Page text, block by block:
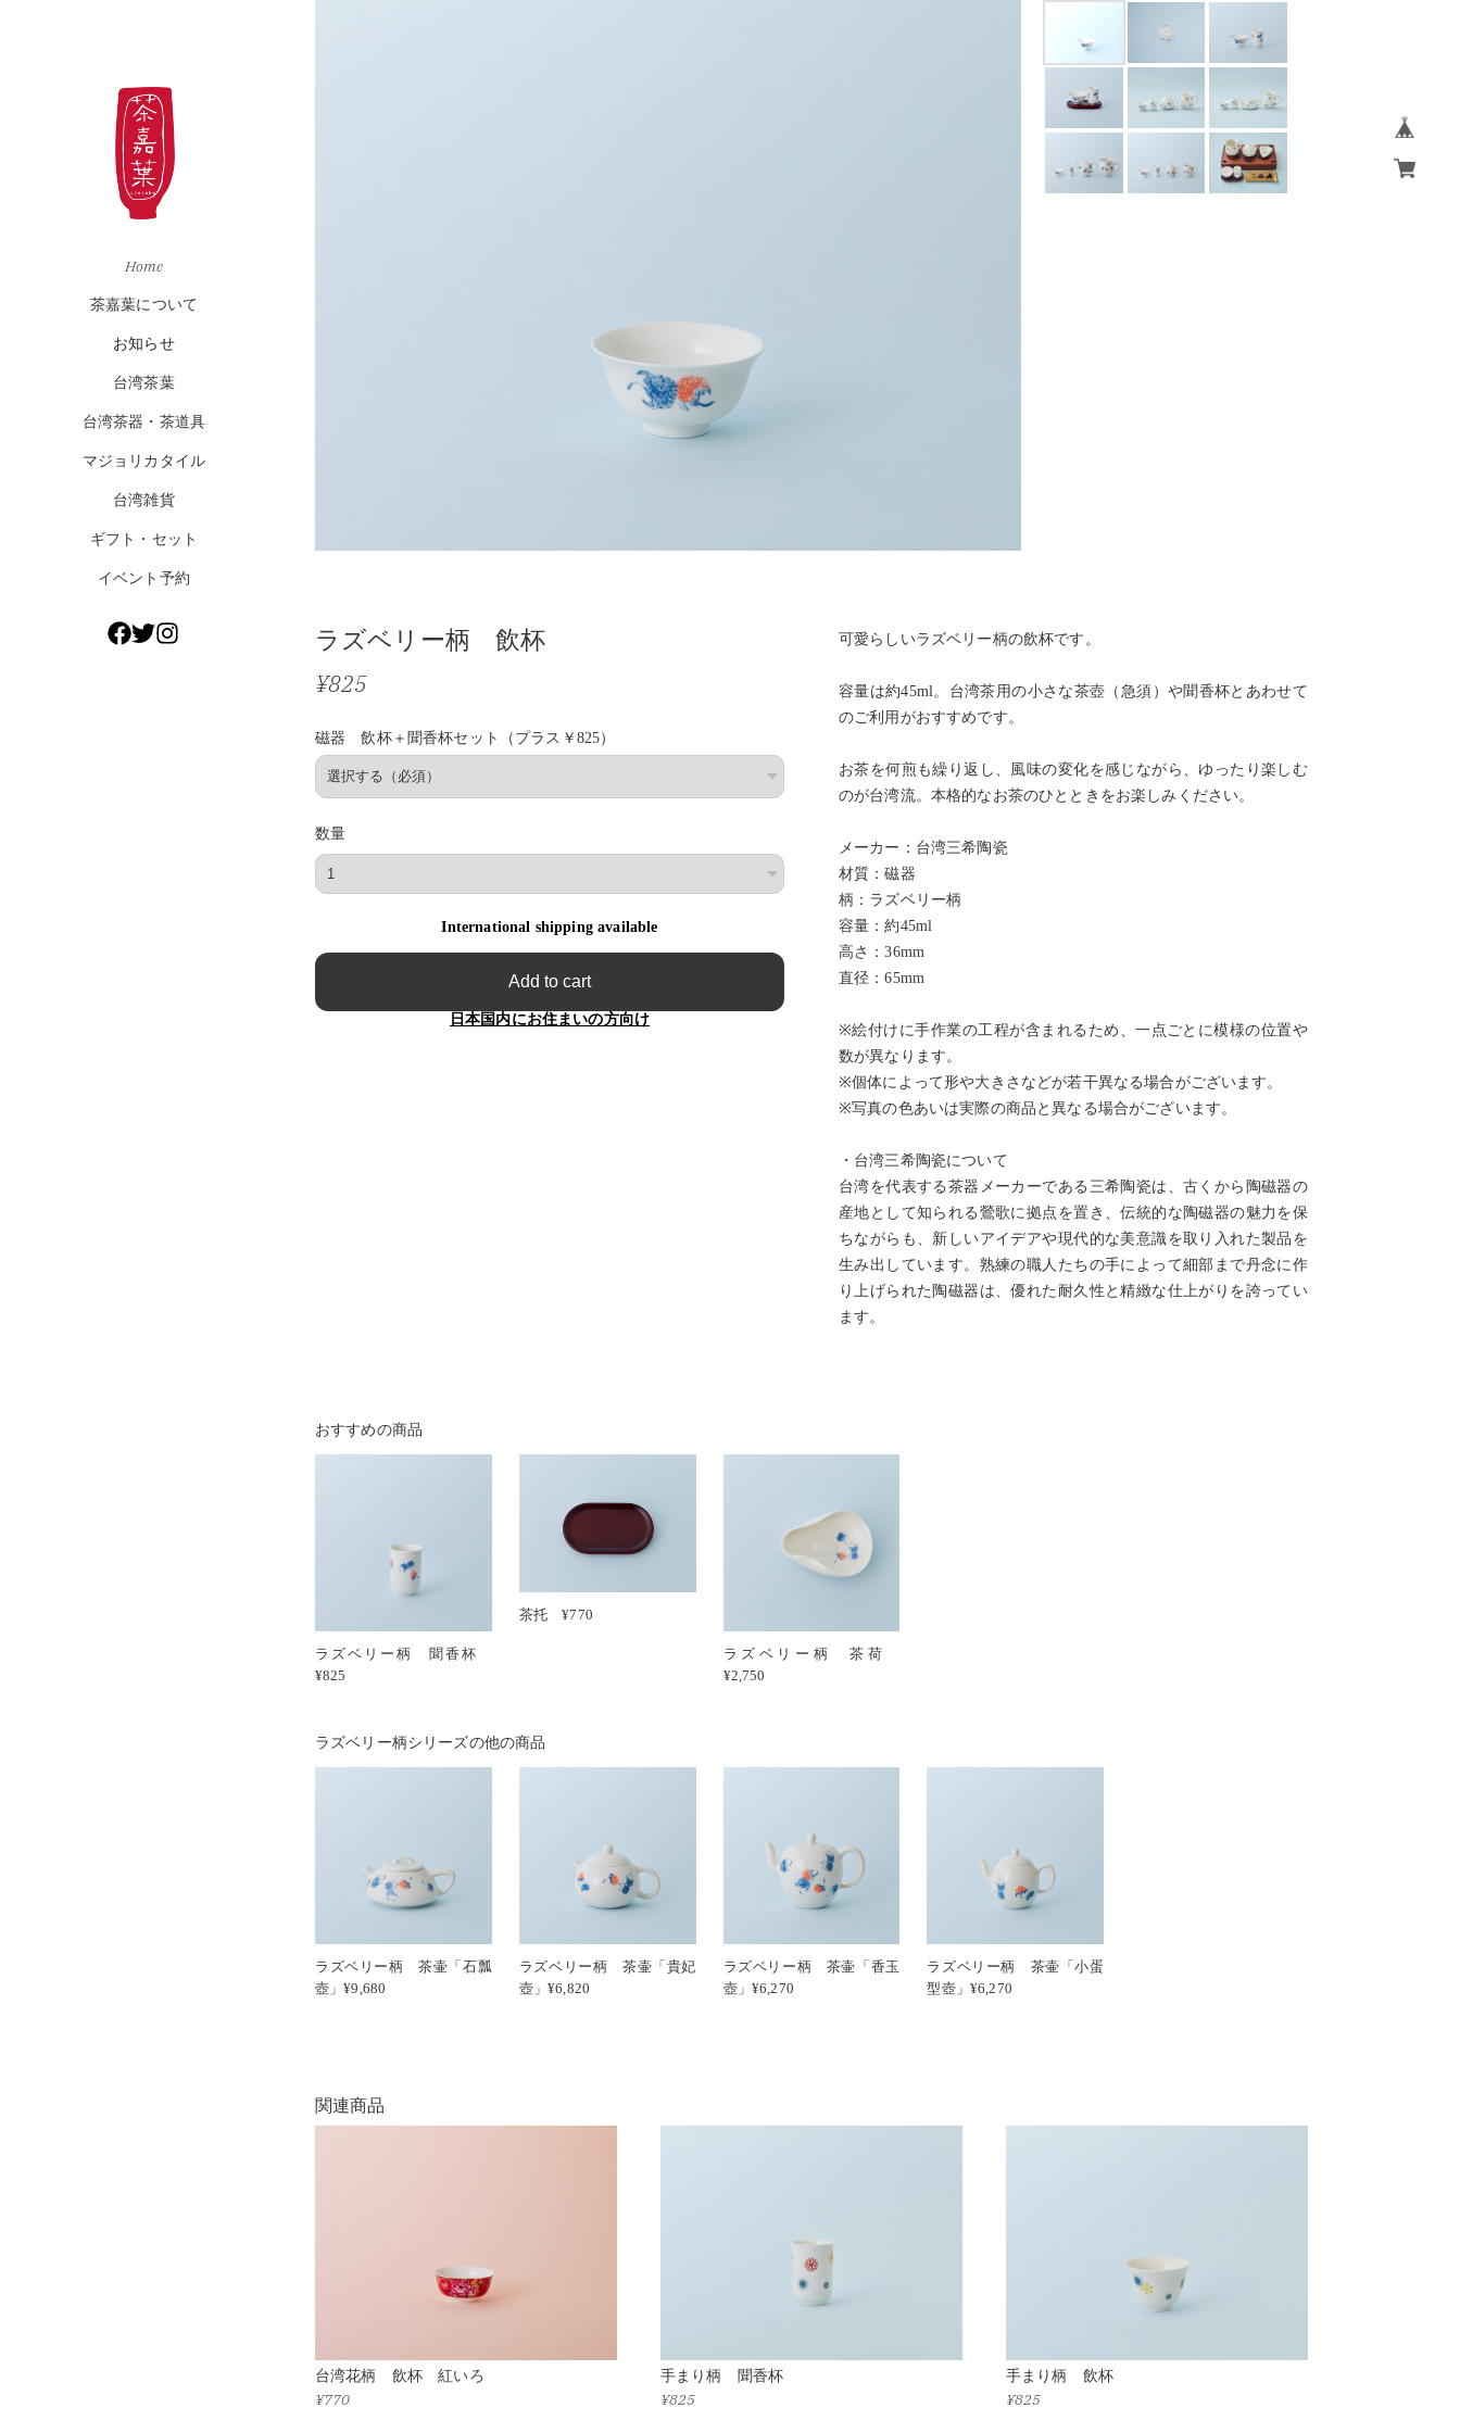
Home
茶嘉葉について
お知らせ
台湾茶葉
台湾茶器・茶道具
マジョリカタイル
台湾雑貨
ギフト・セット
イベント予約
ラズベリー柄 飲杯
¥825
磁器 飲杯＋聞香杯セット（プラス￥825）
数量
International shipping available
Add to cart
日本国内にお住まいの方向け
可愛らしいラズベリー柄の飲杯です。
容量は約45ml。台湾茶用の小さな茶壺（急須）や聞香杯とあわせて
のご利用がおすすめです。
お茶を何煎も繰り返し、風味の変化を感じながら、ゆったり楽しむ
のが台湾流。本格的なお茶のひとときをお楽しみください。
メーカー：台湾三希陶瓷
材質：磁器
柄：ラズベリー柄
容量：約45ml
高さ：36mm
直径：65mm
※絵付けに手作業の工程が含まれるため、一点ごとに模様の位置や
数が異なります。
※個体によって形や大きさなどが若干異なる場合がございます。
※写真の色あいは実際の商品と異なる場合がございます。
・台湾三希陶瓷について
台湾を代表する茶器メーカーである三希陶瓷は、古くから陶磁器の
産地として知られる鶯歌に拠点を置き、伝統的な陶磁器の魅力を保
ちながらも、新しいアイデアや現代的な美意識を取り入れた製品を
生み出しています。熟練の職人たちの手によって細部まで丹念に作
り上げられた陶磁器は、優れた耐久性と精緻な仕上がりを誇ってい
ます。
おすすめの商品
ラズベリー柄 聞香杯
¥825
茶托 ¥770
ラズベリー柄 茶荷
¥2,750
ラズベリー柄シリーズの他の商品
ラズベリー柄 茶壷「石瓢
壺」¥9,680
ラズベリー柄 茶壷「貴妃
壺」¥6,820
ラズベリー柄 茶壷「香玉
壺」¥6,270
ラズベリー柄 茶壷「小蛋
型壺」¥6,270
関連商品
台湾花柄 飲杯 紅いろ
¥770
手まり柄 聞香杯
¥825
手まり柄 飲杯
¥825